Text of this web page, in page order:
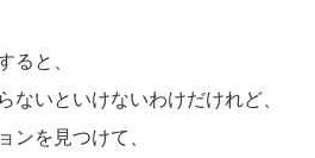
ると、
ないといけないわけだけれど、
ンを見つけて、